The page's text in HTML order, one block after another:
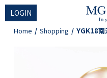
LOGIN
Home Shopping YGK18南